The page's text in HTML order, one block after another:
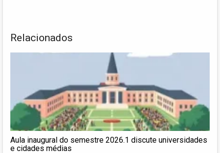
Relacionados
Aula inaugural do semestre 2026.1 discute universidades
e cidades médias